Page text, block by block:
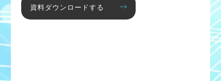
資料ダウンロードする